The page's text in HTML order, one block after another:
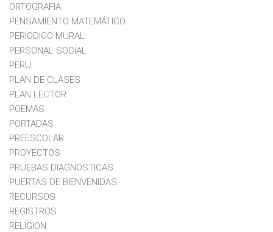
ORTOGRAFIA
PENSAMIENTO MATEMÁTICO
PERIODICO MURAL
PERSONAL SOCIAL
PERU
PLAN DE CLASES
PLAN LECTOR
POEMAS
PORTADAS
PREESCOLAR
PROYECTOS
PRUEBAS DIAGNOSTICAS
PUERTAS DE BIENVENIDAS
RECURSOS
REGISTROS
RELIGION